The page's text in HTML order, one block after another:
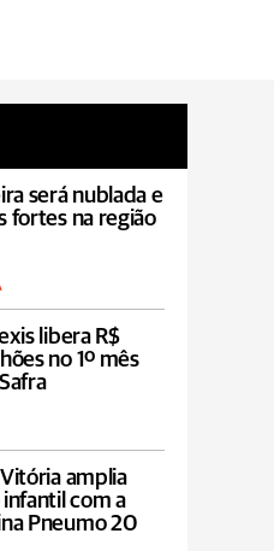
será nublada e
fortes na região
libera R$
no 1º mês
amplia
com a
Pneumo 20